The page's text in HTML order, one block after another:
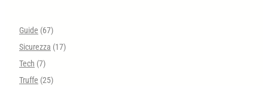
Guide (67)
Sicurezza (17)
Tech (7)
Truffe (25)